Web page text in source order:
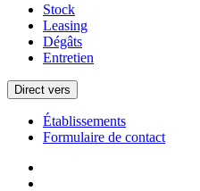
Stock
Leasing
Dégâts
Entretien
Direct vers
Établissements
Formulaire de contact